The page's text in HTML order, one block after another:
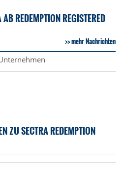
REDEMPTION REGISTERED
mehr Nachrichten
ZU SECTRA REDEMPTION